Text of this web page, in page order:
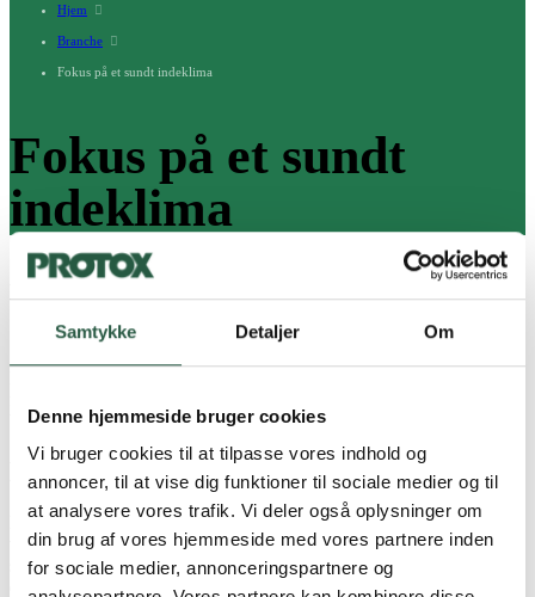
Samtykke Detaljer Om
Denne hjemmeside bruger cookies
Vi bruger cookies til at tilpasse vores indhold og
annoncer, til at vise dig funktioner til sociale medier og til
at analysere vores trafik. Vi deler også oplysninger om
din brug af vores hjemmeside med vores partnere inden
for sociale medier, annonceringspartnere og
Hjem
Branche
Fokus på et sundt indeklima
Fokus på et sundt
indeklima
bygningerne og sikre et sundt indeklima for beboerne.
Boligforeninger og udlejningsejendomme
Boligforeninger og ejendomsselskaber stiller høje krav til drift,
vedligeholdelse og dokumentation. Når der opstår problemer med
skimmelsvamp, fugt, trænedbrydende svampe eller insektangreb, er
det afgørende at handle hurtigt – både for at beskytte bygningerne